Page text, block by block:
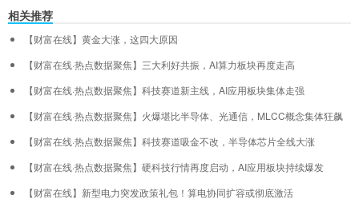
相关推荐
【财富在线】黄金大涨，这四大原因
【财富在线·热点数据聚焦】三大利好共振，AI算力板块再度走高
【财富在线·热点数据聚焦】科技赛道新主线，AI应用板块集体走强
【财富在线·热点数据聚焦】火爆堪比半导体、光通信，MLCC概念集体狂飙
【财富在线·热点数据聚焦】科技赛道吸金不改，半导体芯片全线大涨
【财富在线·热点数据聚焦】硬科技行情再度启动，AI应用板块持续爆发
【财富在线】新型电力突发政策礼包！算电协同扩容或彻底激活